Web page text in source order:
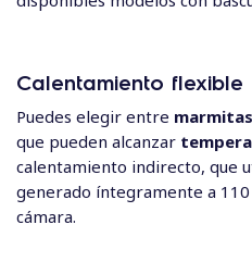
Calentamiento flexible
Puedes elegir entre marmitas
que pueden alcanzar
calentamiento indirecto, que
generado íntegramente a
cámara.